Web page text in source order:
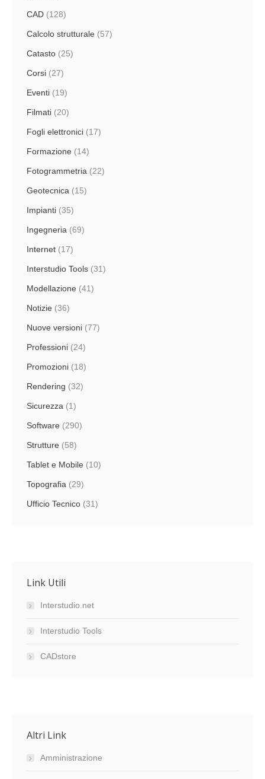
CAD (128)
Calcolo strutturale (57)
Catasto (25)
Corsi (27)
Eventi (19)
Filmati (20)
Fogli elettronici (17)
Formazione (14)
Fotogrammetria (22)
Geotecnica (15)
Impianti (35)
Ingegneria (69)
Internet (17)
Interstudio Tools (31)
Modellazione (41)
Notizie (36)
Nuove versioni (77)
Professioni (24)
Promozioni (18)
Rendering (32)
Sicurezza (1)
Software (290)
Strutture (58)
Tablet e Mobile (10)
Topografia (29)
Ufficio Tecnico (31)
Link Utili
Interstudio.net
Interstudio Tools
CADstore
Altri Link
Amministrazione